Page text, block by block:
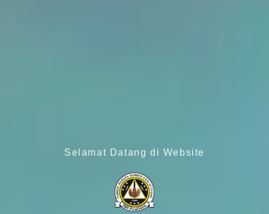
Selamat Datang di Website